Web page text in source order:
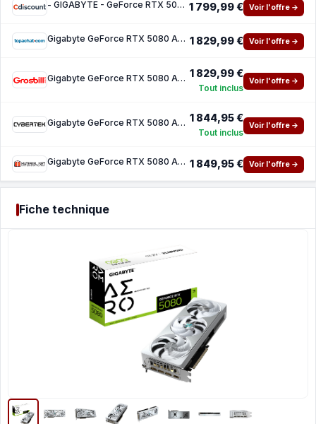
- GIGABYTE - GeForce RTX 5080 AERO OC SFF - 16 Go 1 799,99 € Voir l'offre →
Gigabyte GeForce RTX 5080 AERO OC SFF 16G 1 829,99 € Voir l'offre →
Gigabyte GeForce RTX 5080 AERO OC SFF 16G 1 829,99 €
Tout inclus
Voir l'offre →
Gigabyte GeForce RTX 5080 AERO OC SFF 16G 1 844,95 €
Tout inclus
Voir l'offre →
Gigabyte GeForce RTX 5080 AERO OC SFF 16G 1 849,95 € Voir l'offre →
Fiche technique